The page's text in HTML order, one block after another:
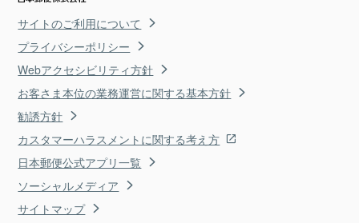
サイトのご利用について
プライバシーポリシー
Webアクセシビリティ方針
お客さま本位の業務運営に関する基本方針
勧誘方針
カスタマーハラスメントに関する考え方
日本郵便公式アプリ一覧
ソーシャルメディア
サイトマップ